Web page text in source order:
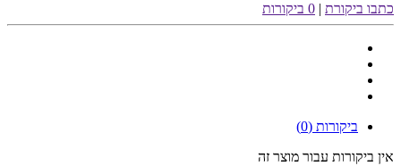
כתבו ביקורת | 0 ביקורות
ביקורות (0)
אין ביקורות עבור מוצר זה